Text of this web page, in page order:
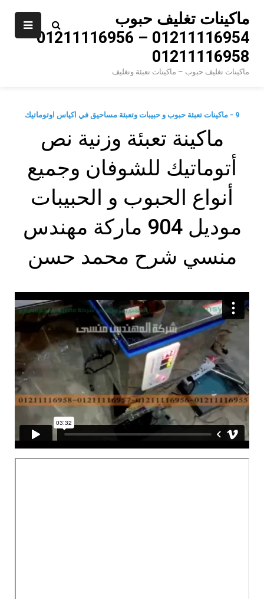
content
ماكينات تغليف حبوب
01211116954 – 01211116956 –
01211116958
ماكينات تغليف حبوب – ماكينات تعبئة وتغليف
9 - ماكينات تعبئة حبوب و حبيبات وتعبئة مساحيق في اكياس اوتوماتيك
ماكينة تعبئة وزنية نص
أتوماتيك للشوفان وجميع
أنواع الحبوب و الحبيبات
موديل 904 ماركة مهندس
منسي شرح محمد حسن